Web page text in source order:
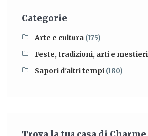
Categorie
Arte e cultura (175)
Feste, tradizioni, arti e mestieri
Sapori d'altri tempi (180)